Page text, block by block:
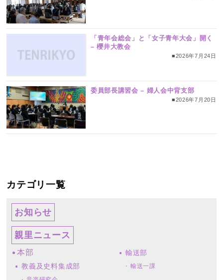
「青年会総会」と「女子青年大会」開く
– 櫻井大教会
■2026年7月24日
委員部長講習会 – 婦人会中背支部
■2026年7月20日
カテゴリ一覧
お知らせ
親里ニュース
本部
教義及史料集成部
輸送部
輸送一課